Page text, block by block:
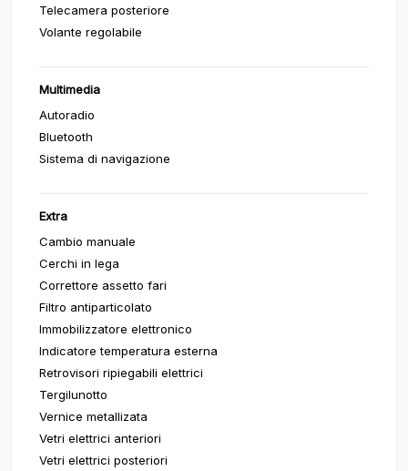
Telecamera posteriore
Volante regolabile
Multimedia
Autoradio
Bluetooth
Sistema di navigazione
Extra
Cambio manuale
Cerchi in lega
Correttore assetto fari
Filtro antiparticolato
Immobilizzatore elettronico
Indicatore temperatura esterna
Retrovisori ripiegabili elettrici
Tergilunotto
Vernice metallizata
Vetri elettrici anteriori
Vetri elettrici posteriori